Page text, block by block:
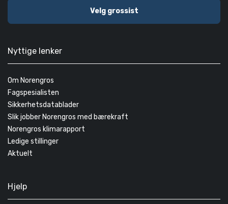
Velg grossist
Nyttige lenker
Om Norengros
Fagspesialisten
Sikkerhetsdatablader
Slik jobber Norengros med bærekraft
Norengros klimarapport
Ledige stillinger
Aktuelt
Hjelp